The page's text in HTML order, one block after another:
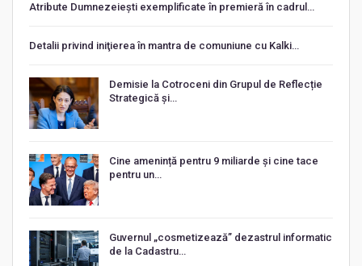
Atribute Dumnezeiești exemplificate în premieră în cadrul…
Detalii privind iniţierea în mantra de comuniune cu Kalki…
Demisie la Cotroceni din Grupul de Reflecție
Strategică și…
Cine amenință pentru 9 miliarde și cine tace
pentru un…
Guvernul „cosmetizează” dezastrul informatic
de la Cadastru…